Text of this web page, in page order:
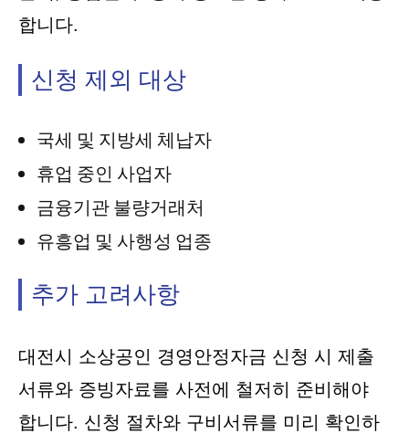
합니다.
신청 제외 대상
국세 및 지방세 체납자
휴업 중인 사업자
금융기관 불량거래처
유흥업 및 사행성 업종
추가 고려사항
대전시 소상공인 경영안정자금 신청 시 제출
서류와 증빙자료를 사전에 철저히 준비해야
합니다. 신청 절차와 구비서류를 미리 확인하